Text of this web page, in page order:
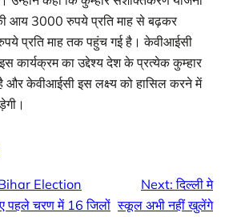
आय 3000 रुपये प्रति माह से बढ़कर
प्रति माह तक पहुंच गई है। केवीआईसी
कार्यक्रम का उद्देश्य देश के प्रत्येक कुम्हार
और केवीआईसी इस लक्ष्य को हासिल करने में
Election
पहले चरण में 16 जिलों
Next:दिल्ली मे
स्कूल अभी नहीं खुलेंगे